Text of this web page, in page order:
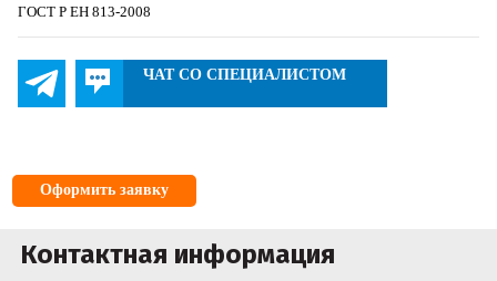
ГОСТ Р ЕН 813-2008
ЧАТ СО СПЕЦИАЛИСТОМ
Оформить заявку
Контактная информация